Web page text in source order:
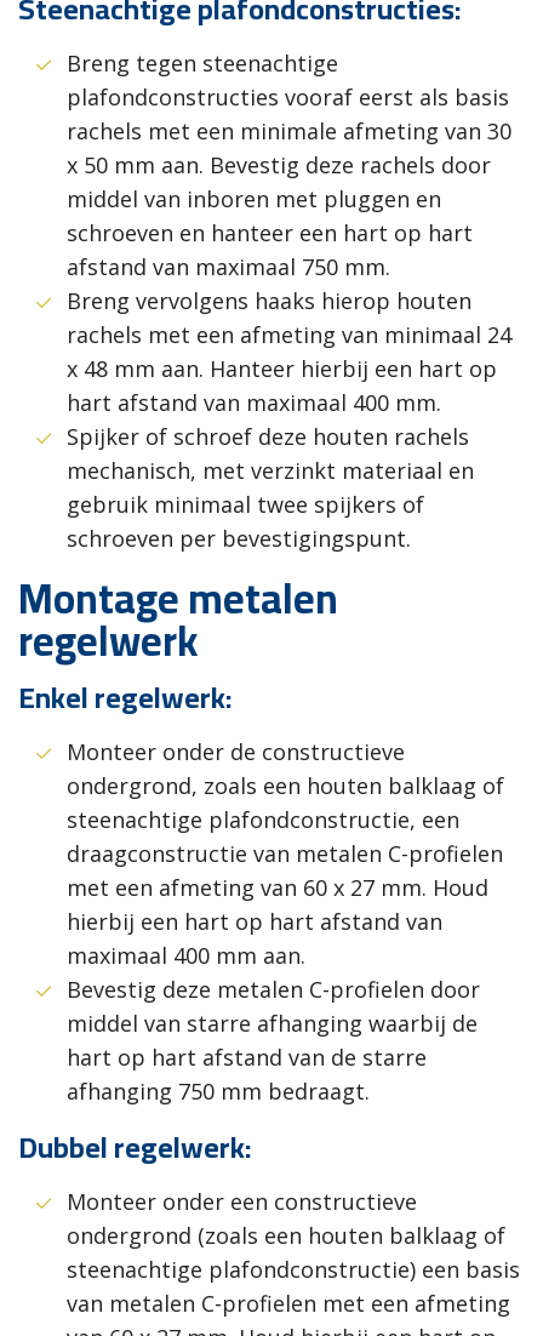
Breng tegen steenachtige
plafondconstructies vooraf eerst als basis
rachels met een minimale afmeting van 30
x 50 mm aan. Bevestig deze rachels door
middel van inboren met pluggen en
schroeven en hanteer een hart op hart
afstand van maximaal 750 mm.
Breng vervolgens haaks hierop houten
rachels met een afmeting van minimaal 24
x 48 mm aan. Hanteer hierbij een hart op
hart afstand van maximaal 400 mm.
Spijker of schroef deze houten rachels
mechanisch, met verzinkt materiaal en
gebruik minimaal twee spijkers of
schroeven per bevestigingspunt.
Montage metalen
regelwerk
Enkel regelwerk:
Monteer onder de constructieve
ondergrond, zoals een houten balklaag of
steenachtige plafondconstructie, een
draagconstructie van metalen C-profielen
met een afmeting van 60 x 27 mm. Houd
hierbij een hart op hart afstand van
maximaal 400 mm aan.
Bevestig deze metalen C-profielen door
middel van starre afhanging waarbij de
hart op hart afstand van de starre
afhanging 750 mm bedraagt.
Dubbel regelwerk:
Monteer onder een constructieve
ondergrond (zoals een houten balklaag of
steenachtige plafondconstructie) een basis
van metalen C-profielen met een afmeting